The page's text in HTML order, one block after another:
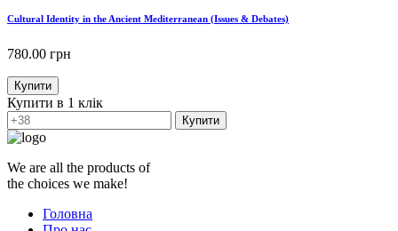
Cultural Identity in the Ancient Mediterranean (Issues & Debates)
780.00 грн
Купити
Купити в 1 клік
Купити
We are all the products of
the choices we make!
Головна